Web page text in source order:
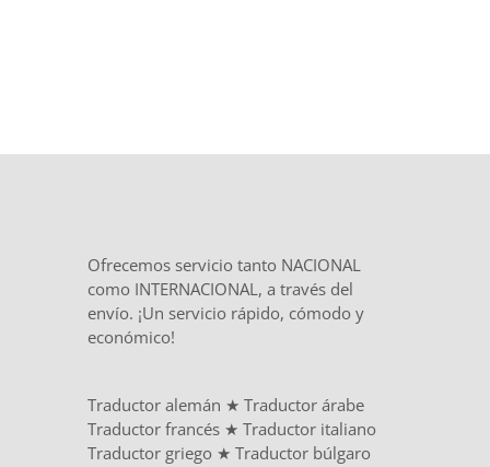
Ofrecemos servicio tanto NACIONAL
como INTERNACIONAL, a través del
envío. ¡Un servicio rápido, cómodo y
económico!
Traductor alemán ★ Traductor árabe
Traductor francés ★ Traductor italiano
Traductor griego ★ Traductor búlgaro